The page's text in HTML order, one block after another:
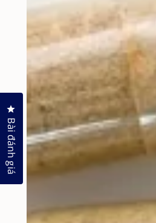
Bài đánh giá
Nhấp để mở hộp thoại đánh giá